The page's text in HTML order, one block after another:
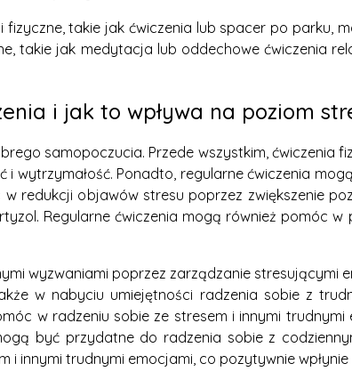
takie jak ćwiczenia lub spacer po parku,
takie jak medytacja lub oddechowe ćwiczenia
i jak to wpływa na poziom
samopoczucia. Przede wszystkim, ćwiczenia
wytrzymałość. Ponadto, regularne ćwiczenia
redukcji objawów stresu poprzez zwiększenie
Regularne ćwiczenia mogą również pomóc
wyzwaniami poprzez zarządzanie stresującymi
w nabyciu umiejętności radzenia sobie z
w radzeniu sobie ze stresem i innymi
być przydatne do radzenia sobie z
innymi trudnymi emocjami, co pozytywnie